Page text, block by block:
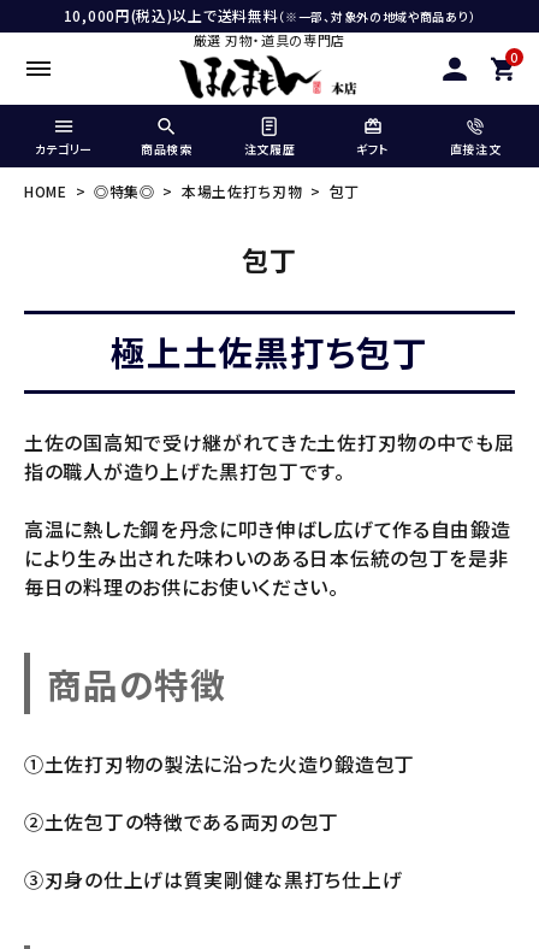
10,000円(税込)以上で送料無料（※一部、対象外の地域や商品あり）
厳選 刃物・道具の専門店
0
カテゴリー 商品検索 注文履歴 ギフト 直接注文
HOME ◎特集◎ 本場土佐打ち刃物 包丁
包丁
極上土佐黒打ち包丁
土佐の国高知で受け継がれてきた土佐打刃物の中でも屈
指の職人が造り上げた黒打包丁です。
高温に熱した鋼を丹念に叩き伸ばし広げて作る自由鍛造
により生み出された味わいのある日本伝統の包丁を是非
毎日の料理のお供にお使いください。
商品の特徴
①土佐打刃物の製法に沿った火造り鍛造包丁
②土佐包丁の特徴である両刃の包丁
③刃身の仕上げは質実剛健な黒打ち仕上げ